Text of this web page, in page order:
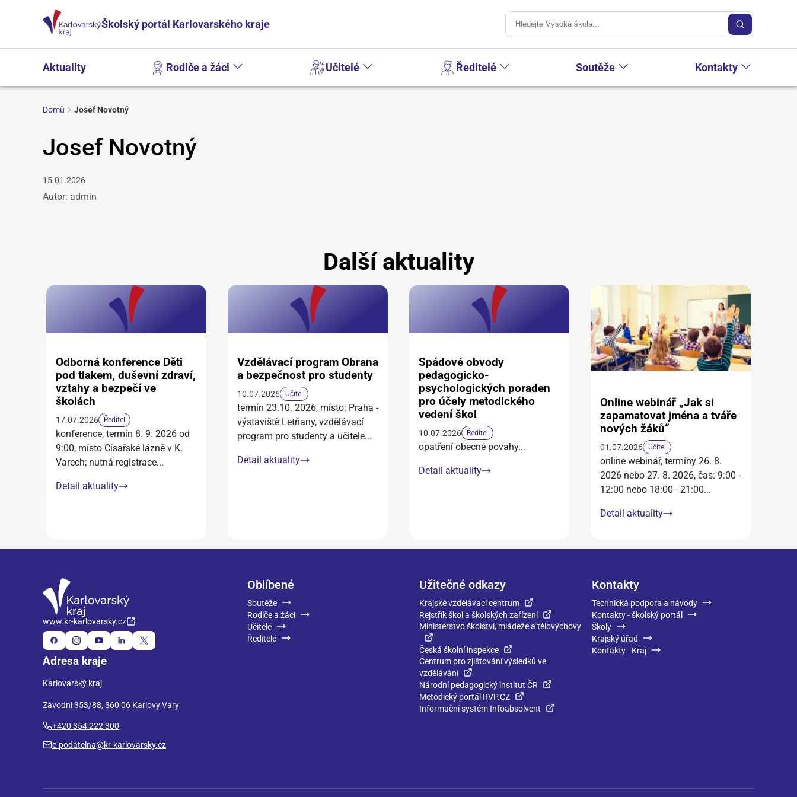
Školský portál Karlovarského kraje
Aktuality Rodiče a žáci Učitelé Ředitelé Soutěže Kontakty
Domů Josef Novotný
Josef Novotný
15.01.2026
Autor: admin
Další aktuality
Odborná konference Děti
pod tlakem, duševní zdraví,
vztahy a bezpečí ve
školách
17.07.2026 Ředitel
konference, termín 8. 9. 2026 od
9:00, místo Císařské lázně v K.
Varech; nutná registrace...
Detail aktuality
Vzdělávací program Obrana
a bezpečnost pro studenty
10.07.2026 Učitel
termín 23.10. 2026, místo: Praha -
výstaviště Letňany, vzdělávací
program pro studenty a učitele...
Detail aktuality
Spádové obvody
pedagogicko-
psychologických poraden
pro účely metodického
vedení škol
10.07.2026 Ředitel
opatření obecné povahy...
Detail aktuality
Online webinář „Jak si
zapamatovat jména a tváře
nových žáků“
01.07.2026 Učitel
online webinář, termíny 26. 8.
2026 nebo 27. 8. 2026, čas: 9:00 -
12:00 nebo 18:00 - 21:00...
Detail aktuality
www.kr-karlovarsky.cz
Adresa kraje
Karlovarský kraj
Závodní 353/88, 360 06 Karlovy Vary
+420 354 222 300
e-podatelna@kr-karlovarsky.cz
Oblíbené
Soutěže
Rodiče a žáci
Učitelé
Ředitelé
Užitečné odkazy
Krajské vzdělávací centrum
Rejstřík škol a školských zařízení
Ministerstvo školství, mládeže a tělovýchovy
Česká školní inspekce
Centrum pro zjišťování výsledků ve
vzdělávání
Národní pedagogický institut ČR
Metodický portál RVP.CZ
Informační systém Infoabsolvent
Kontakty
Technická podpora a návody
Kontakty - školský portál
Školy
Krajský úřad
Kontakty - Kraj